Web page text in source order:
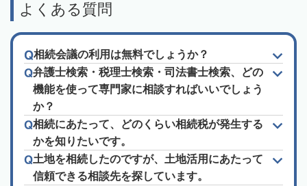
よくある質問
相続会議の利用は無料でしょうか？
弁護士検索・税理士検索・司法書士検索、どの
機能を使って専門家に相談すればいいでしょう
か？
相続にあたって、どのくらい相続税が発生する
かを知りたいです。
土地を相続したのですが、土地活用にあたって
信頼できる相談先を探しています。